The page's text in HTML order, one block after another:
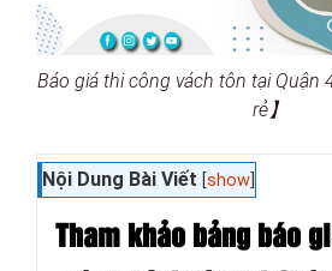
Báo giá thi công vách tôn tại Quận
rẻ】
Nội Dung Bài Viết [show
Tham khảo bảng báo